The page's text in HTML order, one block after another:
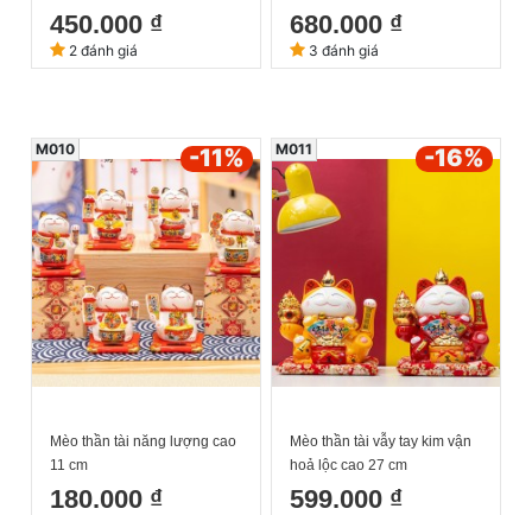
450.000 ₫
2 đánh giá
680.000 ₫
3 đánh giá
Mèo thần tài năng lượng cao
11 cm
180.000 ₫
M010 -11%
Mèo thần tài vẫy tay kim vận
hoả lộc cao 27 cm
599.000 ₫
M011 -16%